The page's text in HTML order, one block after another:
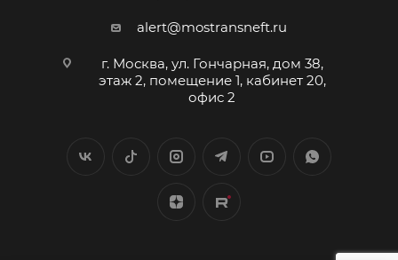
8 (495) 999-93-93
alert@mostransneft.ru
г. Москва, ул. Гончарная, дом 38,
этаж 2, помещение 1, кабинет 20,